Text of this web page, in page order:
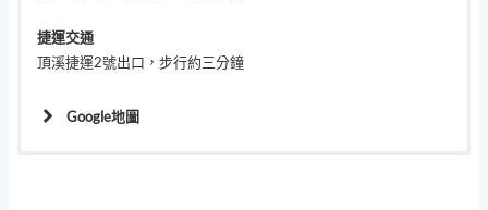
捷運交通
頂溪捷運2號出口，步行約三分鐘
Google地圖